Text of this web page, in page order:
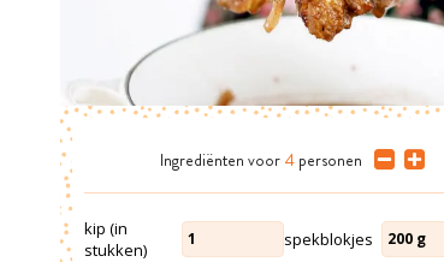
Ingrediënten voor 4 personen
kip (in
stukken)
1 spekblokjes 200 g